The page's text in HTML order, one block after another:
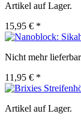
Artikel auf Lager.
15,95 € *
Nicht mehr lieferbar
11,95 € *
Artikel auf Lager.